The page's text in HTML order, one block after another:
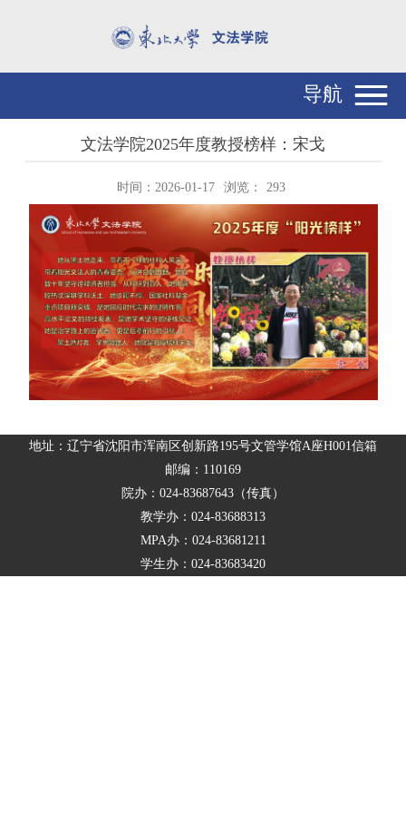
导航
文法学院2025年度教授榜样：宋戈
时间：2026-01-17 浏览： 293
地址：辽宁省沈阳市浑南区创新路195号文管学馆A座H001信箱
邮编：110169
院办：024-83687643（传真）
教学办：024-83688313
MPA办：024-83681211
学生办：024-83683420